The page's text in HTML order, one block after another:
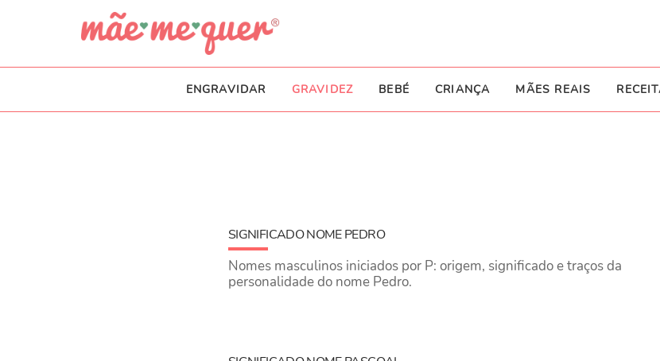
ENGRAVIDAR GRAVIDEZ BEBÉ CRIANÇA MÃES REAIS
SIGNIFICADO NOME PEDRO
Nomes masculinos iniciados por P: origem, significado e traços da
personalidade do nome Pedro.